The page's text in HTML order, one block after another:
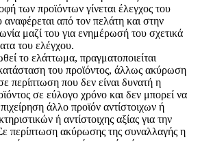
των προϊόντων γίνεται έλεγχος του
από τον πελάτη και στην
μαζί του για ενημέρωσή του σχετικά
του ελέγχου.
το ελάττωμα, πραγματοποιείται
του προϊόντος, άλλως ακύρωση
περίπτωση που δεν είναι δυνατή η
σε εύλογο χρόνο και δεν μπορεί να
άλλο προϊόν αντίστοιχων ή
ή αντίστοιχης αξίας για την
περίπτωση ακύρωσης της συναλλαγής η